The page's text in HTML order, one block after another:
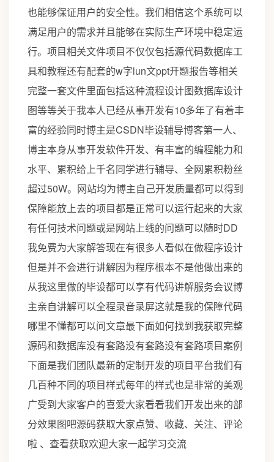
也能够保证用户的安全性。我们相信这个系统可以
满足用户的需求并且能够在实际生产环境中稳定运
行。项目相关文件项目不仅仅包括源代码数据库工
具和教程还有配套的w字lun文ppt开题报告等相关
完整一套文件里面包括这种流程设计图数据库设计
图等等关于我本人已经从事开发有10多年了有着丰
富的经验同时博主是CSDN毕设辅导博客第一人、
博主本身从事开发软件开发、有丰富的编程能力和
水平、累积给上千名同学进行辅导、全网累积粉丝
超过50W。网站均为博主自己开发质量都可以得到
保障能放上去的项目都是正常可以运行起来的大家
有任何技术问题或是网站上线的问题可以随时DD
我免费为大家解答现在有很多人看似在做程序设计
但是并不会进行讲解因为程序根本不是他做出来的
从我这里做的毕设都可以享有代码讲解服务会议博
主亲自讲解可以全程录音录屏这就是我的保障代码
哪里不懂都可以问文章最下面如何找到我获取完整
源码和数据库没有套路没有套路没有套路项目案例
下面是我们团队最新的定制开发的项目平台我们有
几百种不同的项目样式每年的样式也是非常的美观
广受到大家客户的喜爱大家看看我们开发出来的部
分效果图吧源码获取大家点赞、收藏、关注、评论
啦 、查看获取欢迎大家一起学习交流